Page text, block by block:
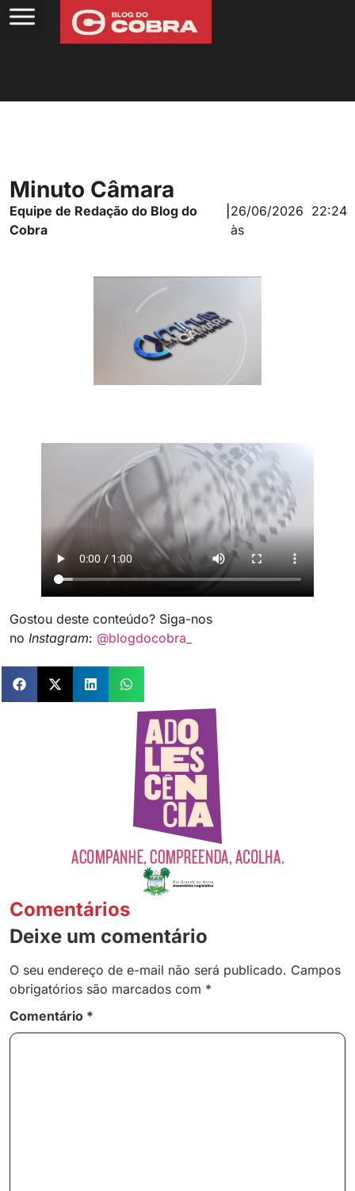
Minuto Câmara
Equipe de Redação do Blog do
Cobra
26/06/2026
às
22:24
Gostou deste conteúdo? Siga-nos
no Instagram: @blogdocobra_
Comentários
Deixe um comentário
O seu endereço de e-mail não será publicado. Campos
obrigatórios são marcados com *
Comentário *